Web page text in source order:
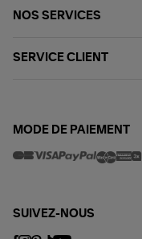
NOS SERVICES
SERVICE CLIENT
MODE DE PAIEMENT
SUIVEZ-NOUS